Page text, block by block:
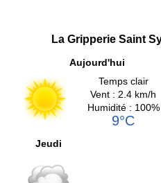
La Gripperie Saint
Aujourd'hui
Temps clair
Vent : 2.4 km/h
Humidité : 100%
9°C
Jeudi